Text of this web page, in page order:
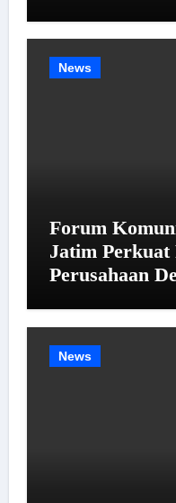
Kemiskinan
Menurun
News
Forum
Jatim Perkuat
Perusahaan
News